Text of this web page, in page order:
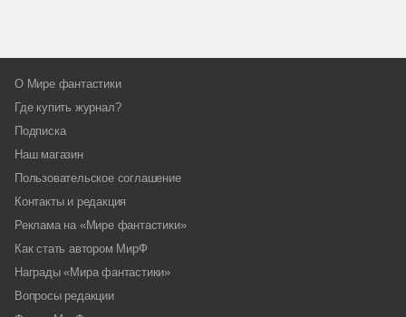
О Мире фантастики
Где купить журнал?
Подписка
Наш магазин
Пользовательское соглашение
Контакты и редакция
Реклама на «Мире фантастики»
Как стать автором МирФ
Награды «Мира фантастики»
Вопросы редакции